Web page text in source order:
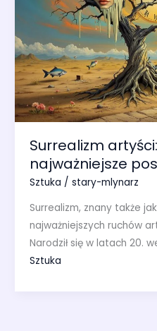
Surrealizm
najważniejsze
Sztuka / stary-mlynarz
Surrealizm, znany także
najważniejszych ruchów
Narodził się w latach 20.
Sztuka